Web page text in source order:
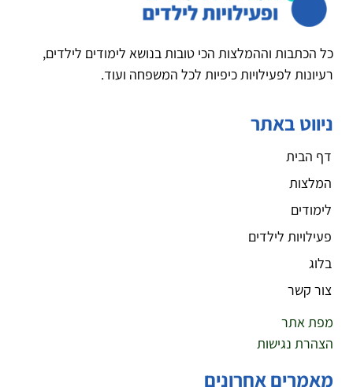
כל הכתבות וההמלצות הכי טובות בנושא לימודים לילדים,
רעיונות לפעילויות כיפיות לכל המשפחה ועוד.
ניווט באתר
דף הבית
המלצות
לימודים
פעילויות לילדים
בלוג
צור קשר
מפת אתר
הצהרת נגישות
מאמרים אחרונים